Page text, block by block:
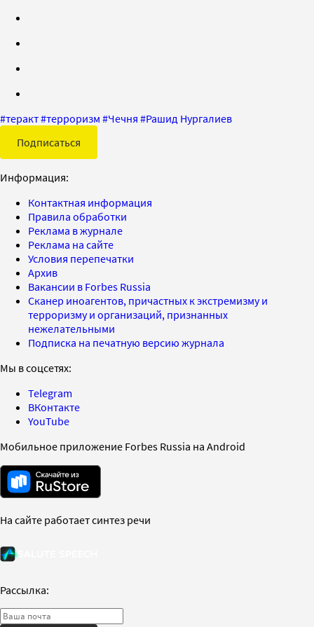
#теракт#терроризм #Чечня #Рашид Нургалиев
Подписаться
Информация:
Контактная информация
Правила обработки
Реклама в журнале
Реклама на сайте
Условия перепечатки
Архив
Вакансии в Forbes Russia
Сканер иноагентов, причастных к экстремизму и
терроризму и организаций, признанных
нежелательными
Подписка на печатную версию журнала
Мы в соцсетях:
Telegram
ВКонтакте
YouTube
Мобильное приложение Forbes Russia на Android
На сайте работает синтез речи
Рассылка: